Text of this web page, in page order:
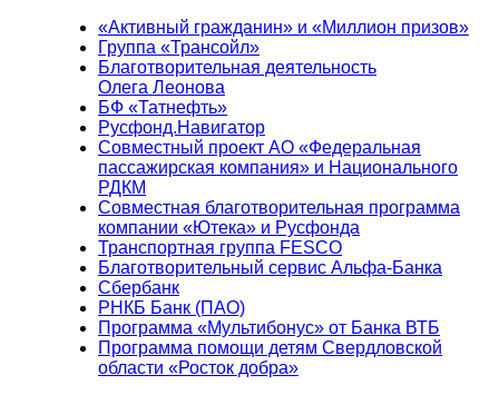
«Активный гражданин» и «Миллион призов»
Группа «Трансойл»
Благотворительная деятельность
Олега Леонова
БФ «Татнефть»
Русфонд.Навигатор
Совместный проект АО «Федеральная
пассажирская компания» и Национального
РДКМ
Совместная благотворительная программа
компании «Ютека» и Русфонда
Транспортная группа FESCO
Благотворительный сервис Альфа-Банка
Сбербанк
РНКБ Банк (ПАО)
Программа «Мультибонус» от Банка ВТБ
Программа помощи детям Свердловской
области «Росток добра»